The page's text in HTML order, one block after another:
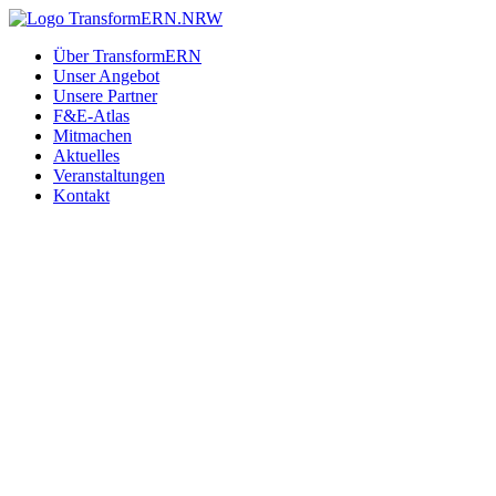
Zum
springenÜber TransformERN
Unser Angebot
Unsere Partner
F&E-Atlas
Mitmachen
Aktuelles
Veranstaltungen
Kontakt